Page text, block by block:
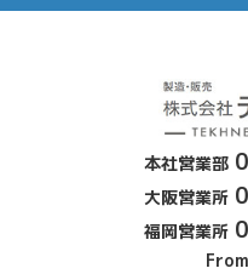
本社営業部
大阪営業所
福岡営業所